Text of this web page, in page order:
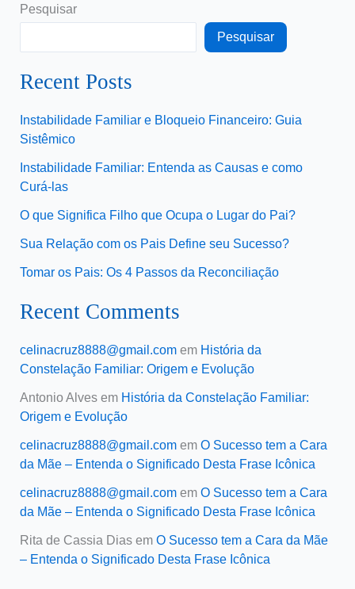
Pesquisar
Pesquisar
Recent Posts
Instabilidade Familiar e Bloqueio Financeiro: Guia
Sistêmico
Instabilidade Familiar: Entenda as Causas e como
Curá-las
O que Significa Filho que Ocupa o Lugar do Pai?
Sua Relação com os Pais Define seu Sucesso?
Tomar os Pais: Os 4 Passos da Reconciliação
Recent Comments
celinacruz8888@gmail.comem História da
Constelação Familiar: Origem e Evolução
Antonio Alvesem História da Constelação Familiar:
Origem e Evolução
celinacruz8888@gmail.comem O Sucesso tem a Cara
da Mãe – Entenda o Significado Desta Frase Icônica
celinacruz8888@gmail.comem O Sucesso tem a Cara
da Mãe – Entenda o Significado Desta Frase Icônica
Rita de Cassia Diasem O Sucesso tem a Cara da Mãe
– Entenda o Significado Desta Frase Icônica